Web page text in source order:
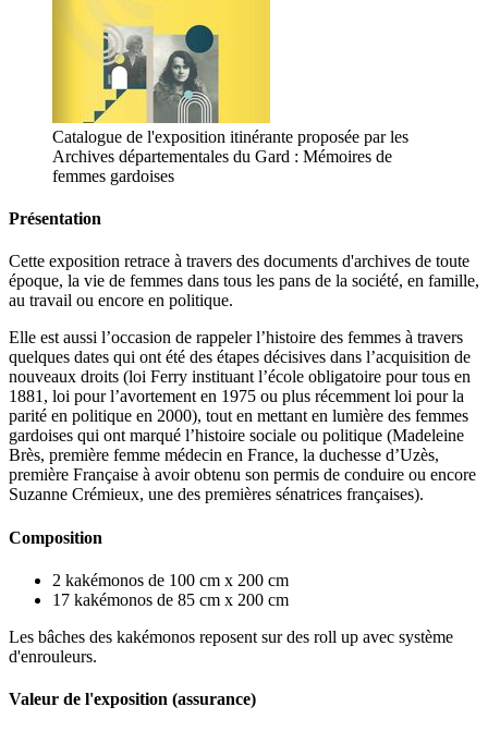
Catalogue de l'exposition itinérante proposée par les
Archives départementales du Gard : Mémoires de
femmes gardoises
Présentation
Cette exposition retrace à travers des documents d'archives de toute
époque, la vie de femmes dans tous les pans de la société, en famille,
au travail ou encore en politique.
Elle est aussi l’occasion de rappeler l’histoire des femmes à travers
quelques dates qui ont été des étapes décisives dans l’acquisition de
nouveaux droits (loi Ferry instituant l’école obligatoire pour tous en
1881, loi pour l’avortement en 1975 ou plus récemment loi pour la
parité en politique en 2000), tout en mettant en lumière des femmes
gardoises qui ont marqué l’histoire sociale ou politique (Madeleine
Brès, première femme médecin en France, la duchesse d’Uzès,
première Française à avoir obtenu son permis de conduire ou encore
Suzanne Crémieux, une des premières sénatrices françaises).
Composition
2 kakémonos de 100 cm x 200 cm
17 kakémonos de 85 cm x 200 cm
Les bâches des kakémonos reposent sur des roll up avec système
d'enrouleurs.
Valeur de l'exposition (assurance)